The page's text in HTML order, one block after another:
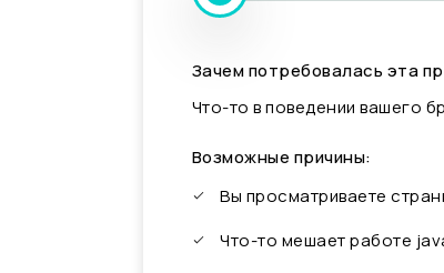
Зачем потребовалась эта
Что-то в поведении вашего
Возможные причины:
Вы просматриваете
Что-то мешает работе